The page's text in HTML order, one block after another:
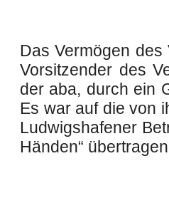
Das Vermögen
Vorsitzender des
der aba, durch ein
Es war auf die von
Ludwigshafener
Händen“